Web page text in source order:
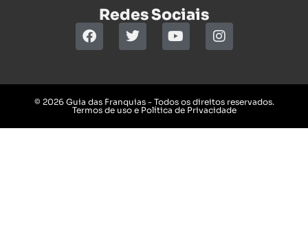
Redes Sociais
© 2026 Guia das Franquias - Todos os direitos reservados.
Termos de uso e Política de Privacidade